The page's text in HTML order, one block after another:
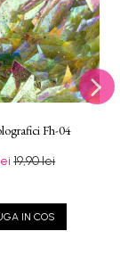
Fh-04
19,90 lei
IN COS